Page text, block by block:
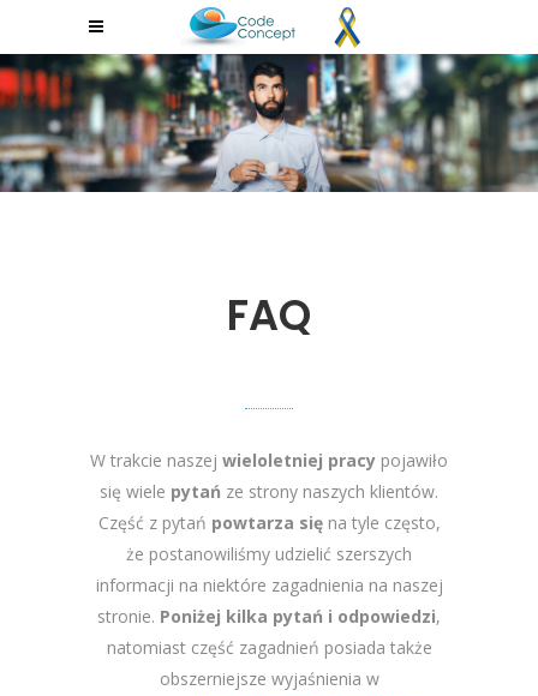
FAQ
W trakcie naszej wieloletniej pracy pojawiło
się wiele pytań ze strony naszych klientów.
Część z pytań powtarza sięna tyle często,
że postanowiliśmy udzielić szerszych
informacji na niektóre zagadnienia na naszej
stronie. Poniżej kilka pytań i odpowiedzi,
natomiast część zagadnień posiada także
obszerniejsze wyjaśnienia w